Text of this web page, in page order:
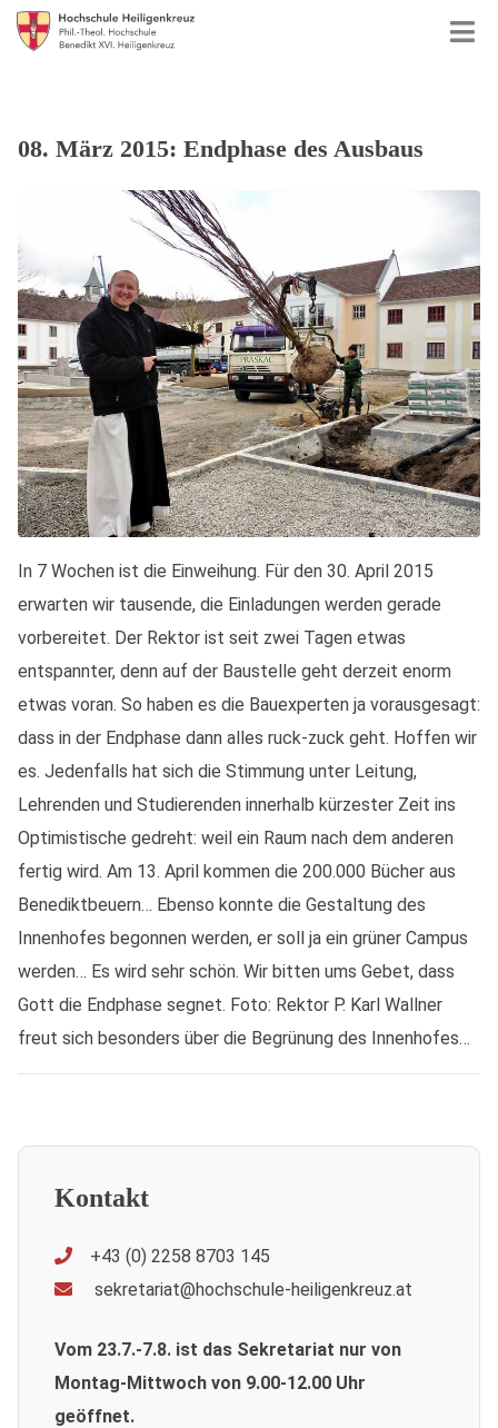
08. März 2015: Endphase des Ausbaus
In 7 Wochen ist die Einweihung. Für den 30. April 2015
erwarten wir tausende, die Einladungen werden gerade
vorbereitet. Der Rektor ist seit zwei Tagen etwas
entspannter, denn auf der Baustelle geht derzeit enorm
etwas voran. So haben es die Bauexperten ja vorausgesagt:
dass in der Endphase dann alles ruck-zuck geht. Hoffen wir
es. Jedenfalls hat sich die Stimmung unter Leitung,
Lehrenden und Studierenden innerhalb kürzester Zeit ins
Optimistische gedreht: weil ein Raum nach dem anderen
fertig wird. Am 13. April kommen die 200.000 Bücher aus
Benediktbeuern… Ebenso konnte die Gestaltung des
Innenhofes begonnen werden, er soll ja ein grüner Campus
werden… Es wird sehr schön. Wir bitten ums Gebet, dass
Gott die Endphase segnet. Foto: Rektor P. Karl Wallner
freut sich besonders über die Begrünung des Innenhofes…
Kontakt
+43 (0) 2258 8703 145
sekretariat@hochschule-heiligenkreuz.at
Vom 23.7.-7.8. ist das Sekretariat nur von
Montag-Mittwoch von 9.00-12.00 Uhr
geöffnet.